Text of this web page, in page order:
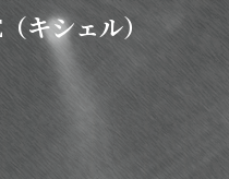
キシェル）